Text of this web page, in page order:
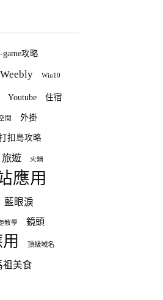
game攻略
Weebly Win10
Youtube 住宿
間 外掛
扣島攻略
旅遊 火鍋
應用
藍眼淚
教學 鏡頭
頂級域名
祖美食